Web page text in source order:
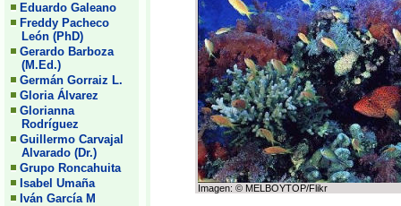
Eduardo Galeano
Freddy Pacheco
León (PhD)
Gerardo Barboza
(M.Ed.)
Germán Gorraiz L.
Gloria Álvarez
Glorianna
Rodríguez
Guillermo Carvajal
Alvarado (Dr.)
Grupo Roncahuita
Isabel Umaña
Iván García M
Imagen: © MELBOYTOP/Flikr